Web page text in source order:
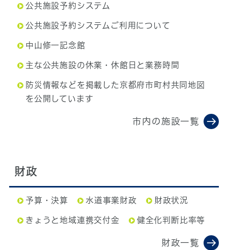
公共施設予約システム
公共施設予約システムご利用について
中山修一記念館
主な公共施設の休業・休館日と業務時間
防災情報などを掲載した京都府市町村共同地図
を公開しています
市内の施設一覧
財政
予算・決算 水道事業財政 財政状況
きょうと地域連携交付金 健全化判断比率等
財政一覧